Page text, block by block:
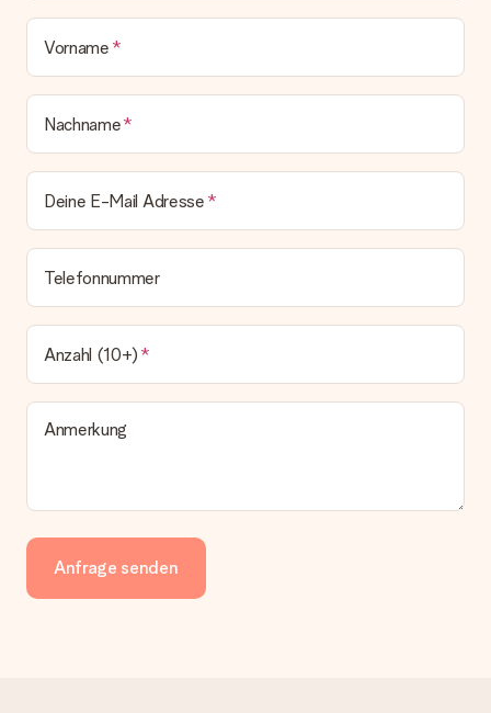
Vorname
Nachname
Deine E-Mail Adresse
Telefonnummer
Anzahl (10+)
Anmerkung
Anfrage senden